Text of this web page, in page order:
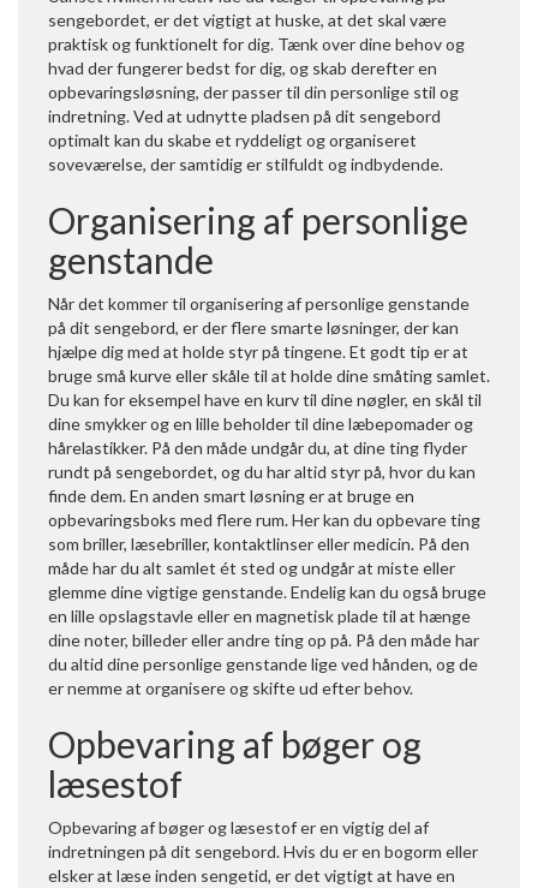
sengebordet, er det vigtigt at huske, at det skal være
praktisk og funktionelt for dig. Tænk over dine behov og
hvad der fungerer bedst for dig, og skab derefter en
opbevaringsløsning, der passer til din personlige stil og
indretning. Ved at udnytte pladsen på dit sengebord
optimalt kan du skabe et ryddeligt og organiseret
soveværelse, der samtidig er stilfuldt og indbydende.
Organisering af personlige
genstande
Når det kommer til organisering af personlige genstande
på dit sengebord, er der flere smarte løsninger, der kan
hjælpe dig med at holde styr på tingene. Et godt tip er at
bruge små kurve eller skåle til at holde dine småting samlet.
Du kan for eksempel have en kurv til dine nøgler, en skål til
dine smykker og en lille beholder til dine læbepomader og
hårelastikker. På den måde undgår du, at dine ting flyder
rundt på sengebordet, og du har altid styr på, hvor du kan
finde dem. En anden smart løsning er at bruge en
opbevaringsboks med flere rum. Her kan du opbevare ting
som briller, læsebriller, kontaktlinser eller medicin. På den
måde har du alt samlet ét sted og undgår at miste eller
glemme dine vigtige genstande. Endelig kan du også bruge
en lille opslagstavle eller en magnetisk plade til at hænge
dine noter, billeder eller andre ting op på. På den måde har
du altid dine personlige genstande lige ved hånden, og de
er nemme at organisere og skifte ud efter behov.
Opbevaring af bøger og
læsestof
Opbevaring af bøger og læsestof er en vigtig del af
indretningen på dit sengebord. Hvis du er en bogorm eller
elsker at læse inden sengetid, er det vigtigt at have en